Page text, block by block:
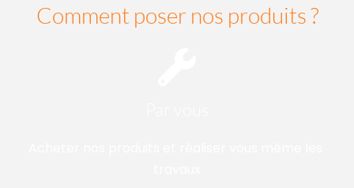
Comment poser nos produits ?